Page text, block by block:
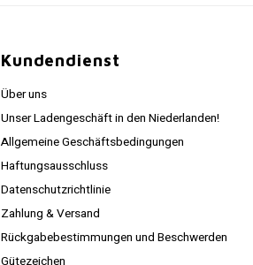
Kundendienst
Über uns
Unser Ladengeschäft in den Niederlanden!
Allgemeine Geschäftsbedingungen
Haftungsausschluss
Datenschutzrichtlinie
Zahlung & Versand
Rückgabebestimmungen und Beschwerden
Gütezeichen